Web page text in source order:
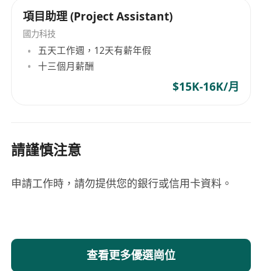
項目助理 (Project Assistant)
國力科技
五天工作週，12天有薪年假
十三個月薪酬
$15K-16K/月
請謹慎注意
申請工作時，請勿提供您的銀行或信用卡資料。
查看更多優選崗位